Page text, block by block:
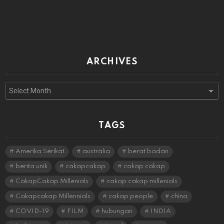
ARCHIVES
TAGS
Amerika Serikat australia berat badan
berita unik cakapcakap cakap cakap
CakapCakap Millenials cakap cakap millenials
Cakapcakap Millennials cakap people china
COVID-19 FILM hubungan INDIA